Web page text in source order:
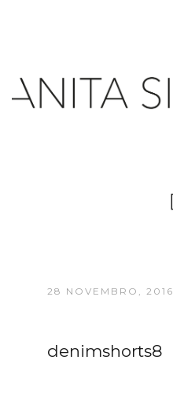
28 NOVEMBRO, 2016
denimshorts8